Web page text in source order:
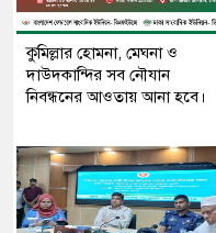
কুমিল্লার হোমনা, মেঘনা ও
দাউদকান্দির সব নৌযান
নিবন্ধনের আওতায় আনা হবে।